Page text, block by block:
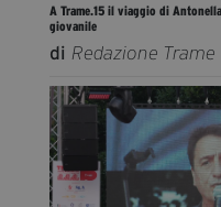
A Trame.15 il viaggio di
giovanile
di Redazione Trame